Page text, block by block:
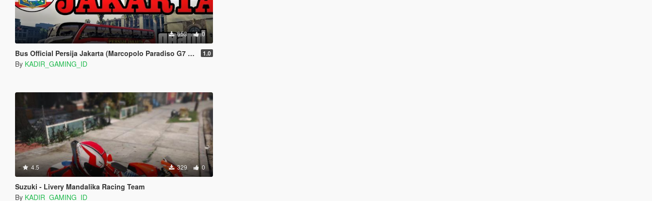
653 0
Bus Official Persija Jakarta (Marcopolo Paradiso G7 1800 DD) 1.0
By KADIR_GAMING_ID
4.5 329 0
Suzuki - Livery Mandalika Racing Team
By KADIR_GAMING_ID